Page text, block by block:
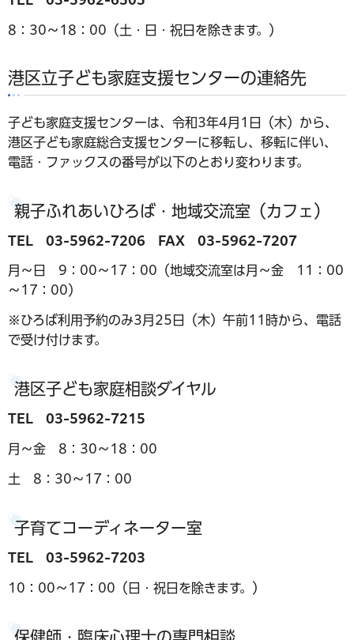
8：30～18：00（土・日・祝日を除きます。）
港区立子ども家庭支援センターの連絡先
子ども家庭支援センターは、令和3年4月1日（木）から、
港区子ども家庭総合支援センターに移転し、移転に伴い、
電話・ファックスの番号が以下のとおり変わります。
親子ふれあいひろば・地域交流室（カフェ）
TEL 03-5962-7206 FAX 03-5962-7207
月～日 9：00～17：00（地域交流室は月～金 11：00
～17：00）
※ひろば利用予約のみ3月25日（木）午前11時から、電話
で受け付けます。
港区子ども家庭相談ダイヤル
TEL 03-5962-7215
月～金 8：30～18：00
土 8：30～17：00
子育てコーディネーター室
TEL 03-5962-7203
10：00～17：00（日・祝日を除きます。）
保健師・臨床心理士の専門相談